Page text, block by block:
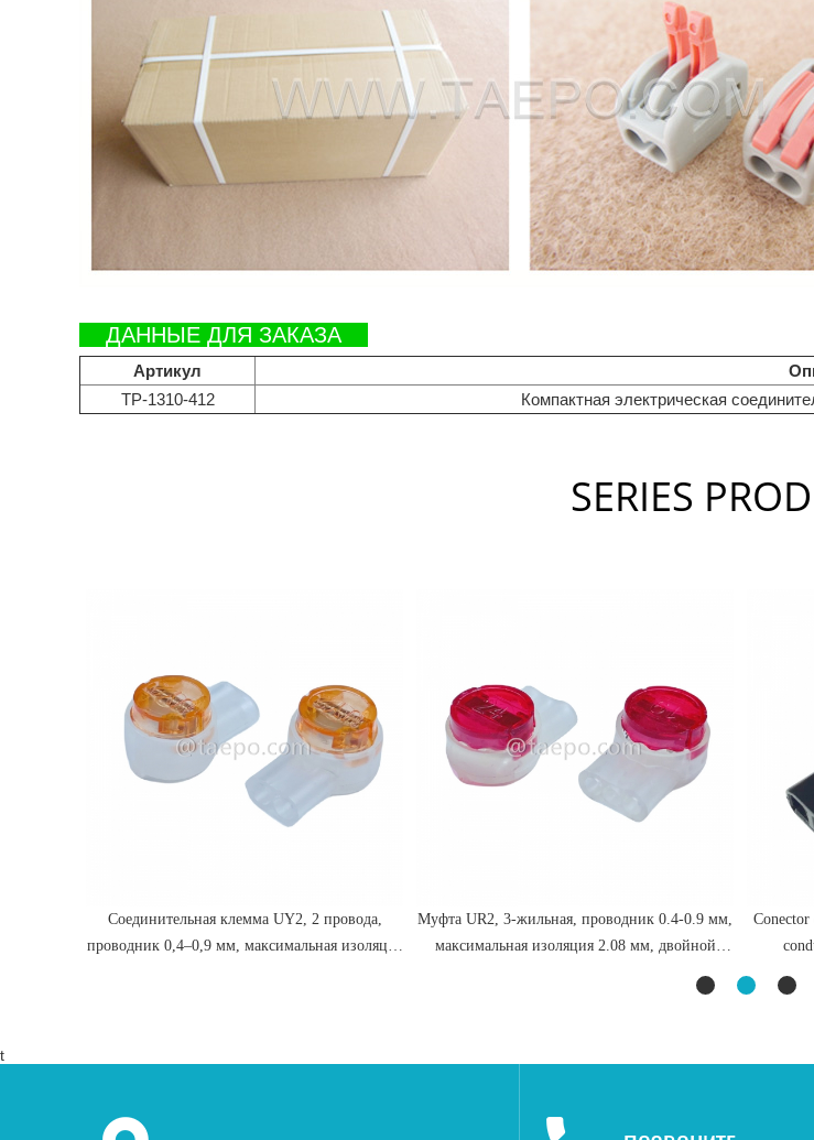
ДАННЫЕ ДЛЯ ЗАКАЗА
Артикул
TP-1310-412
Компактная электрическая
SERIES
Соединительная клемма UY2, 2 провода,
проводник 0,4–0,9 мм, максимальная изоляция
Муфта UR2, 3-жильная, проводник 0.4-0.9 мм,
максимальная изоляция 2.08 мм, двойной
Conector
t